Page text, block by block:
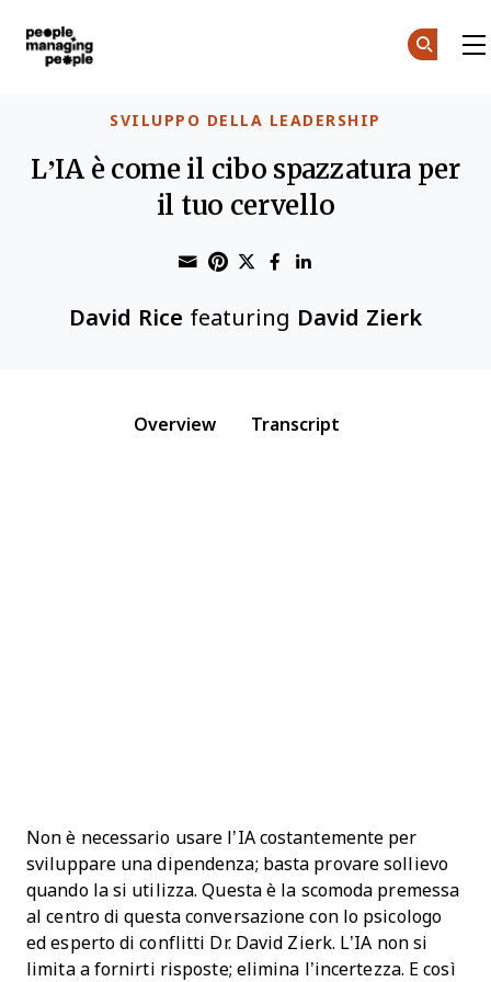
SVILUPPO DELLA LEADERSHIP
L’IA è come il cibo spazzatura per
il tuo cervello
Share through Email
Print this page
Share on Pinterest
Share on Twitter
Share on
David Rice featuring David Zierk
Overview Transcript
Non è necessario usare l’IA costantemente per
sviluppare una dipendenza; basta provare sollievo
quando la si utilizza. Questa è la scomoda premessa
al centro di questa conversazione con lo psicologo
ed esperto di conflitti Dr. David Zierk. L’IA non si
limita a fornirti risposte; elimina l’incertezza. E così